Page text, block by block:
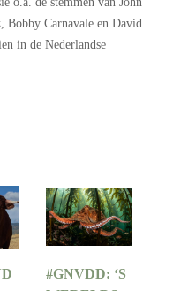
Bobby Carnavale en David
in de Nederlandse
#GNVDD: ‘S